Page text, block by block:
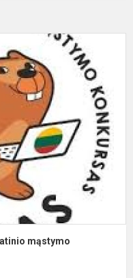
mąstymo